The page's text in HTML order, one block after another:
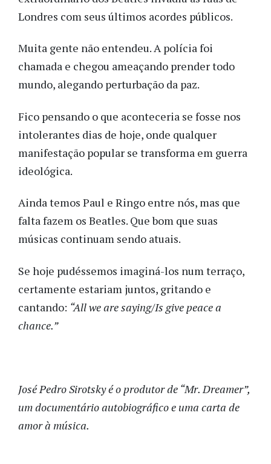
Londres com seus últimos acordes públicos.
Muita gente não entendeu. A polícia foi
chamada e chegou ameaçando prender todo
mundo, alegando perturbação da paz.
Fico pensando o que aconteceria se fosse nos
intolerantes dias de hoje, onde qualquer
manifestação popular se transforma em guerra
ideológica.
Ainda temos Paul e Ringo entre nós, mas que
falta fazem os Beatles. Que bom que suas
músicas continuam sendo atuais.
Se hoje pudéssemos imaginá-los num terraço,
certamente estariam juntos, gritando e
cantando: “All we are saying/Is give peace a
chance.”
José Pedro Sirotsky é o produtor de “Mr. Dreamer”,
um documentário autobiográfico e uma carta de
amor à música.